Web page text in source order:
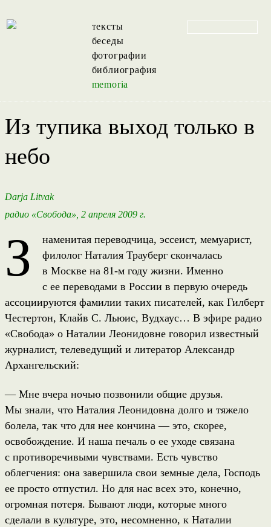
тексты
беседы
фотографии
библиография
memoria
Из тупика выход только в
небо
Darja Litvak
радио «Свобода», 2 апреля 2009 г.
З
наменитая переводчица, эссеист, мемуарист,
филолог Наталия Трауберг скончалась
в Москве на 81-м году жизни. Именно
с ее переводами в России в первую очередь
ассоциируются фамилии таких писателей, как Гилберт
Честертон, Клайв С. Льюис, Вудхаус… В эфире радио
«Свобода» о Наталии Леонидовне говорил известный
журналист, телеведущий и литератор Александр
Архангельский:
— Мне вчера ночью позвонили общие друзья.
Мы знали, что Наталия Леонидовна долго и тяжело
болела, так что для нее кончина — это, скорее,
освобождение. И наша печаль о ее уходе связана
с противоречивыми чувствами. Есть чувство
облегчения: она завершила свои земные дела, Господь
ее просто отпустил. Но для нас всех это, конечно,
огромная потеря. Бывают люди, которые много
сделали в культуре, это, несомненно, к Наталии